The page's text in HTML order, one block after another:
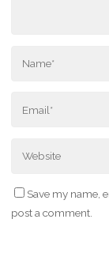
Save my name,
post a comment.